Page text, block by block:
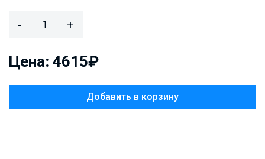
- +
Цена: 4615₽
Добавить в корзину